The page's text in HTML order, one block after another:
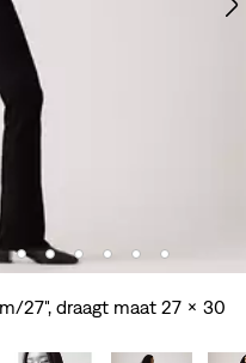
27", draagt maat 27 x 30